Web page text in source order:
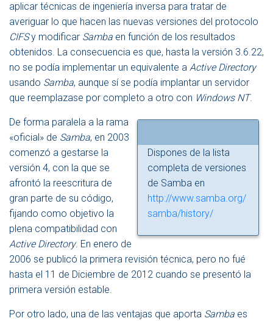
aplicar técnicas de ingeniería inversa para tratar de
averiguar lo que hacen las nuevas versiones del protocolo
CIFSy modificar Samba en función de los resultados
obtenidos. La consecuencia es que, hasta la versión 3.6.22,
no se podía implementar un equivalente a Active Directory
usando Samba, aunque sí se podía implantar un servidor
que reemplazase por completo a otro con Windows NT.
Dispones de la lista
completa de versiones
de Samba en
http://www.samba.org/
samba/history/
De forma paralela a la rama
«oficial» de Samba, en 2003
comenzó a gestarse la
versión 4, con la que se
afrontó la reescritura de
gran parte de su código,
fijando como objetivo la
plena compatibilidad con
Active Directory. En enero de
2006 se publicó la primera revisión técnica, pero no fué
hasta el 11 de Diciembre de 2012 cuando se presentó la
primera versión estable.
Por otro lado, una de las ventajas que aporta Samba es